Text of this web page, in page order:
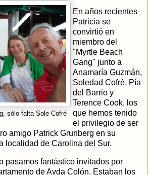
sólo falta Sole Cofré
En años recientes
Patricia se
convirtió en
miembro del
"Myrtle Beach
Gang" junto a
Anamaría Guzmán,
Soledad Cofré, Pía
del Barrio y
Terence Cook, los
que hemos tenido
el privilegio de ser
amigo Patrick Grunberg en su
localidad de Carolina del Sur.
pasamos fantástico invitados por
de Avda Colón. Estaban los